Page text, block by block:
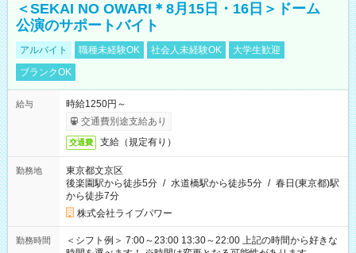
＜SEKAI NO OWARI＊8月15日・16日＞ドーム
公演のサポートバイト
アルバイト 職種未経験OK 社会人未経験OK
大学生歓迎
ブランクOK
給与
時給1250円～
交通費別途支給あり
交通費 支給（規定有り）
勤務地
東京都文京区
後楽園駅から徒歩5分 / 水道橋駅から徒歩5分 / 春日(東京都)駅
から徒歩7分
株式会社ライブパワー
勤務時間
＜シフト例＞ 7:00～23:00 13:30～22:00 上記の時間から好きな